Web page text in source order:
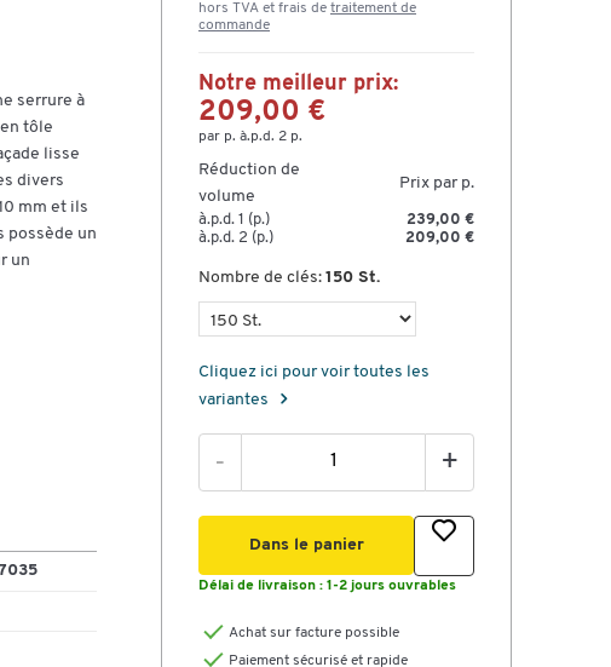
serrure à
tôle
lisse
divers
mm et ils
possède un
un
x H 500
140 x H
hors TVA et frais de traitement de
commande
Notre meilleur prix:
209,00 €
par p. à.p.d. 2 p.
Réduction de
volume
Prix par p.
à.p.d. 1 (p.)
239,00 €
à.p.d. 2 (p.)
209,00 €
Nombre de clés: 150 St.
Cliquez ici pour voir toutes les
variantes
- +
Dans le panier
Délai de livraison : 1-2 jours ouvrables
Achat sur facture possible
Paiement sécurisé et rapide